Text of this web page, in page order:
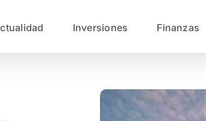
Inversiones Finanzas